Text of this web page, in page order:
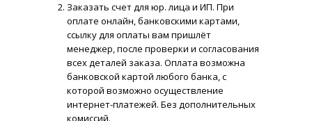
Заказать счет для юр. лица и ИП. При
оплате онлайн, банковскими картами,
ссылку для оплаты вам пришлёт
менеджер, после проверки и согласования
всех деталей заказа. Оплата возможна
банковской картой любого банка, с
которой возможно осуществление
интернет-платежей. Без дополнительных
комиссий.